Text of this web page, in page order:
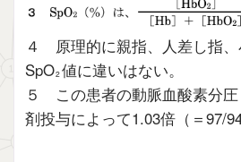
４ 原理的に親指、人差し指、
SpO2値に違いはない。
５ この患者の動脈血酸素分圧
剤投与によって1.03倍（＝97/